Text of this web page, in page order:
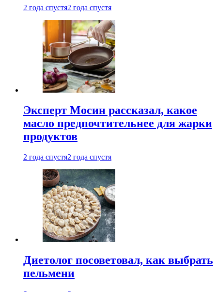
2 года спустя2 года спустя
Эксперт Мосин рассказал, какое
масло предпочтительнее для жарки
продуктов
2 года спустя2 года спустя
Диетолог посоветовал, как выбрать
пельмени